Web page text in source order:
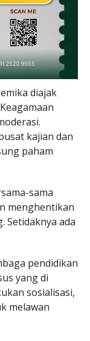
diajak
kajian dan
paham
sama
menghentikan
Setidaknya ada
pendidikan
yang di
sosialisasi,
melawan